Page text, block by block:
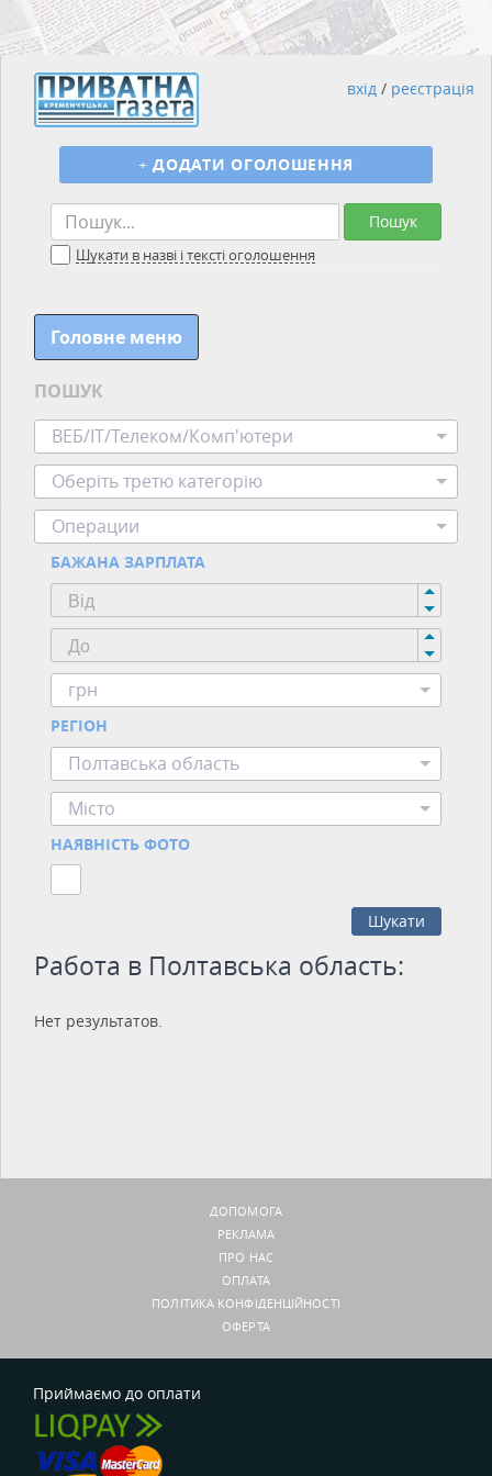
Пошук
Шукати в назві і тексті оголошення
+ ДОДАТИ ОГОЛОШЕННЯ
вхід / реєстрація
Головне меню
ПОШУК
ВЕБ/ІТ/Телеком/Комп'ютери
Оберіть третю категорію
Операции
БАЖАНА ЗАРПЛАТА
грн
РЕГІОН
Полтавська область
Місто
НАЯВНІСТЬ ФОТО
Шукати
Работа в Полтавська область:
Нет результатов.
ДОПОМОГА
РЕКЛАМА
ПРО НАС
ОПЛАТА
ПОЛІТИКА КОНФІДЕНЦІЙНОСТІ
ОФЕРТА
Приймаємо до оплати